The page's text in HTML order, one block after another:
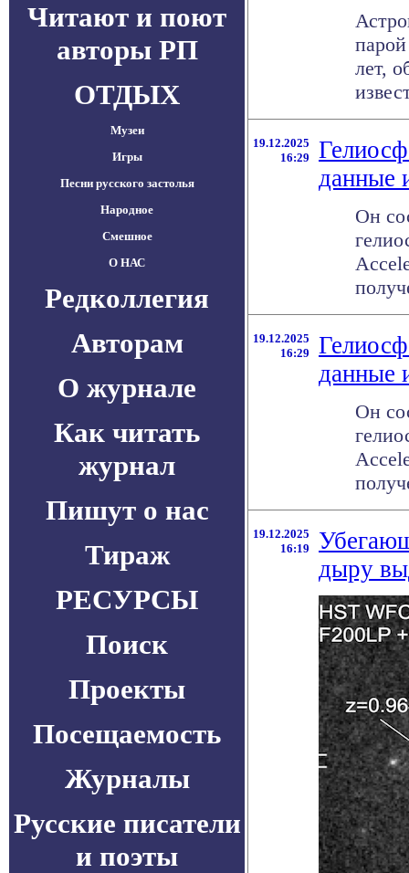
Читают и поют
авторы РП
ОТДЫХ
Музеи
Игры
Песни русского застолья
Народное
Смешное
О НАС
Редколлегия
Авторам
О журнале
Как читать
журнал
Пишут о нас
Тираж
РЕСУРСЫ
Поиск
Проекты
Посещаемость
Журналы
Русские писатели
и поэты
лет,
19.12.2025
16:29
данные
Он
19.12.2025
16:29
данные
Он
19.12.2025
16:19
дыру